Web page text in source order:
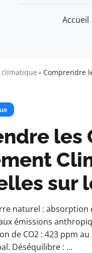
Accueil
climatique Comprendre
les
sur
naturel :
émissions
de CO2 : 423 ppm
Déséquilibre : …